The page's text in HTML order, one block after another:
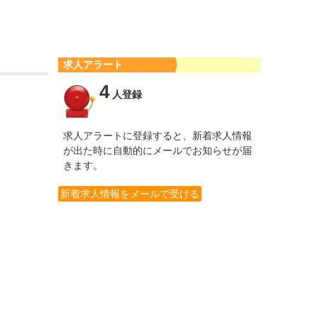
求人アラート
4人登録
求人アラートに登録すると、新着求人情報
が出た時に自動的にメールでお知らせが届
きます。
新着求人情報をメールで受ける